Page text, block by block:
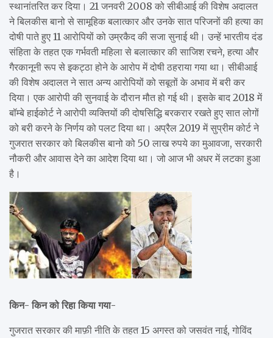
स्थानांतरित कर दिया। 21 जनवरी 2008 को सीबीआई की विशेष अदालत
ने बिलकीस बानो से सामूहिक बलात्कार और उनके सात परिजनों की हत्या का
दोषी पाते हुए 11 आरोपियों को उम्रकैद की सजा सुनाई थी। उन्हें भारतीय दंड
संहिता के तहत एक गर्भवती महिला से बलात्कार की साजिश रचने, हत्या और
गैरकानूनी रूप से इकट्ठा होने के आरोप में दोषी ठहराया गया था। सीबीआई
की विशेष अदालत ने सात अन्य आरोपियों को सबूतों के अभाव में बरी कर
दिया। एक आरोपी की सुनवाई के दौरान मौत हो गई थी। इसके बाद 2018 में
बॉम्बे हाईकोर्ट ने आरोपी व्यक्तियों की दोषसिद्धि बरकरार रखते हुए सात लोगों
को बरी करने के निर्णय को पलट दिया था। अप्रैल 2019 में सुप्रीम कोर्ट ने
गुजरात सरकार को बिलकीस बानो को 50 लाख रुपये का मुआवजा, सरकारी
नौकरी और आवास देने का आदेश दिया था। जो आज भी अधर में लटका हुआ
है।
किन- किन को रिहा किया गया-
गुजरात सरकार की माफ़ी नीति के तहत 15 अगस्त को जसवंत नाई, गोविंद